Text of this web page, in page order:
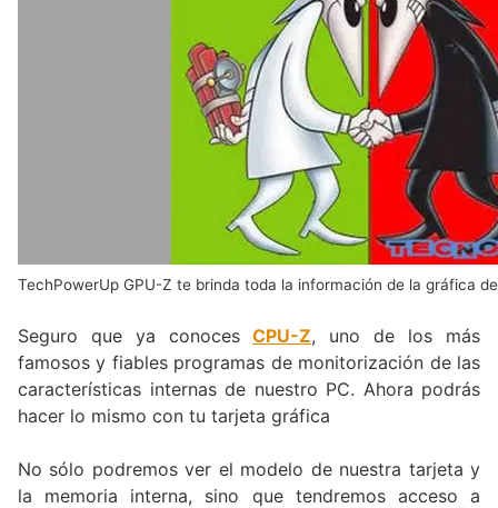
TechPowerUp GPU-Z te brinda toda la información de la gráfica
Seguro que ya conoces CPU-Z, uno de los más
famosos y fiables programas de monitorización de las
características internas de nuestro PC. Ahora podrás
hacer lo mismo con tu tarjeta gráfica
No sólo podremos ver el modelo de nuestra tarjeta y
la memoria interna, sino que tendremos acceso a